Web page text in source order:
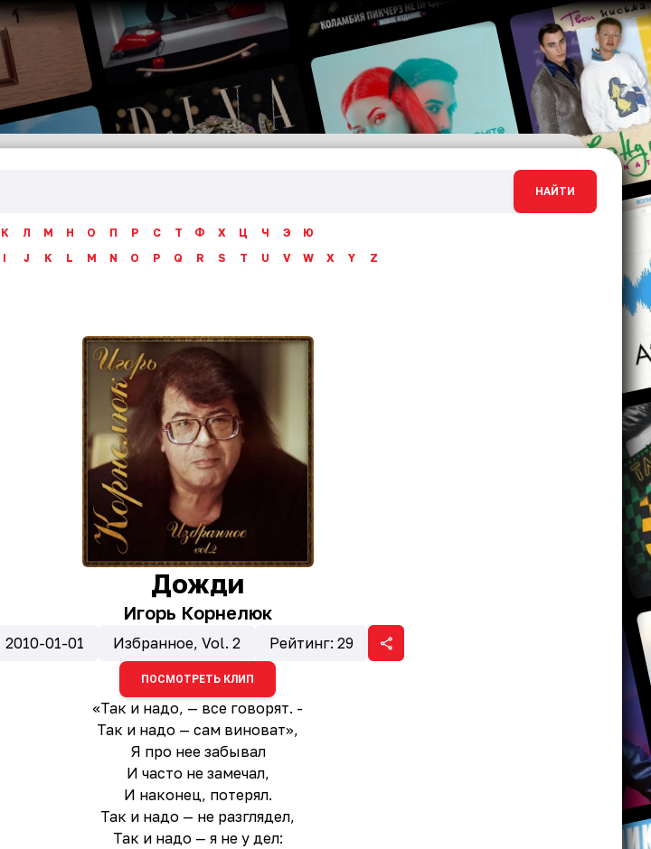
НАЙТИ
К Л М Н О П Р С Т Ф Х Ц Ч Э
Ю
I J K L M N O P Q R S T U V W X Y Z
Дожди
Игорь Корнелюк
2010-01-01 Избранное, Vol. 2 Рейтинг: 29
ПОСМОТРЕТЬ КЛИП
«Так и надо, — все говорят. -
Так и надо — сам виноват»,
Я про нее забывал
И часто не замечал,
И наконец, потерял.
Так и надо — не разглядел,
Так и надо — я не у дел: